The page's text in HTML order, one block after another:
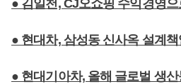
● 김일천, CJ오쇼핑 수익경영
● 현대차, 삼성동 신사옥 설계
● 현대기아차, 올해 글로벌 생